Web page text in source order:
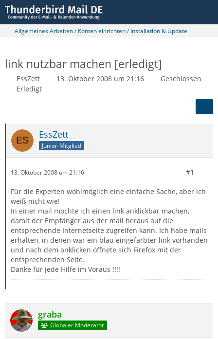
Allgemeines Arbeiten / Konten einrichten / Installation & Update
link nutzbar machen [erledigt]
EssZett 13. Oktober 2008 um 21:16
Geschlossen
Erledigt
EssZett
Junior-Mitglied
13. Oktober 2008 um 21:16 #1
Für die Experten wohlmöglich eine einfache Sache, aber ich
weiß nicht wie!
In einer mail möchte ich einen link anklickbar machen,
damit der Empfänger aus der mail heraus auf die
entsprechende Internetseite zugreifen kann. Ich habe mails
erhalten, in denen war ein blau eingefärbter link vorhanden
und nach dem anklicken öffnete sich Firefox mit der
entsprechenden Seite.
Danke für jede Hilfe im Voraus !!!!
graba
Globaler Moderator